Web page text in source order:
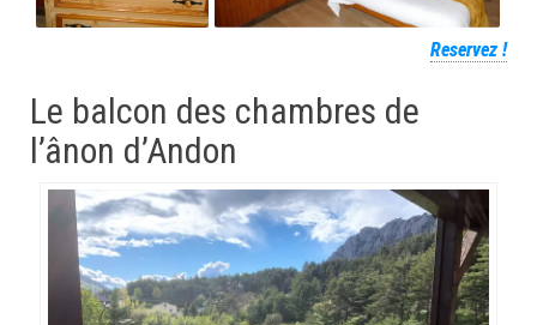
Reservez !
Le balcon des chambres de
l’ânon d’Andon